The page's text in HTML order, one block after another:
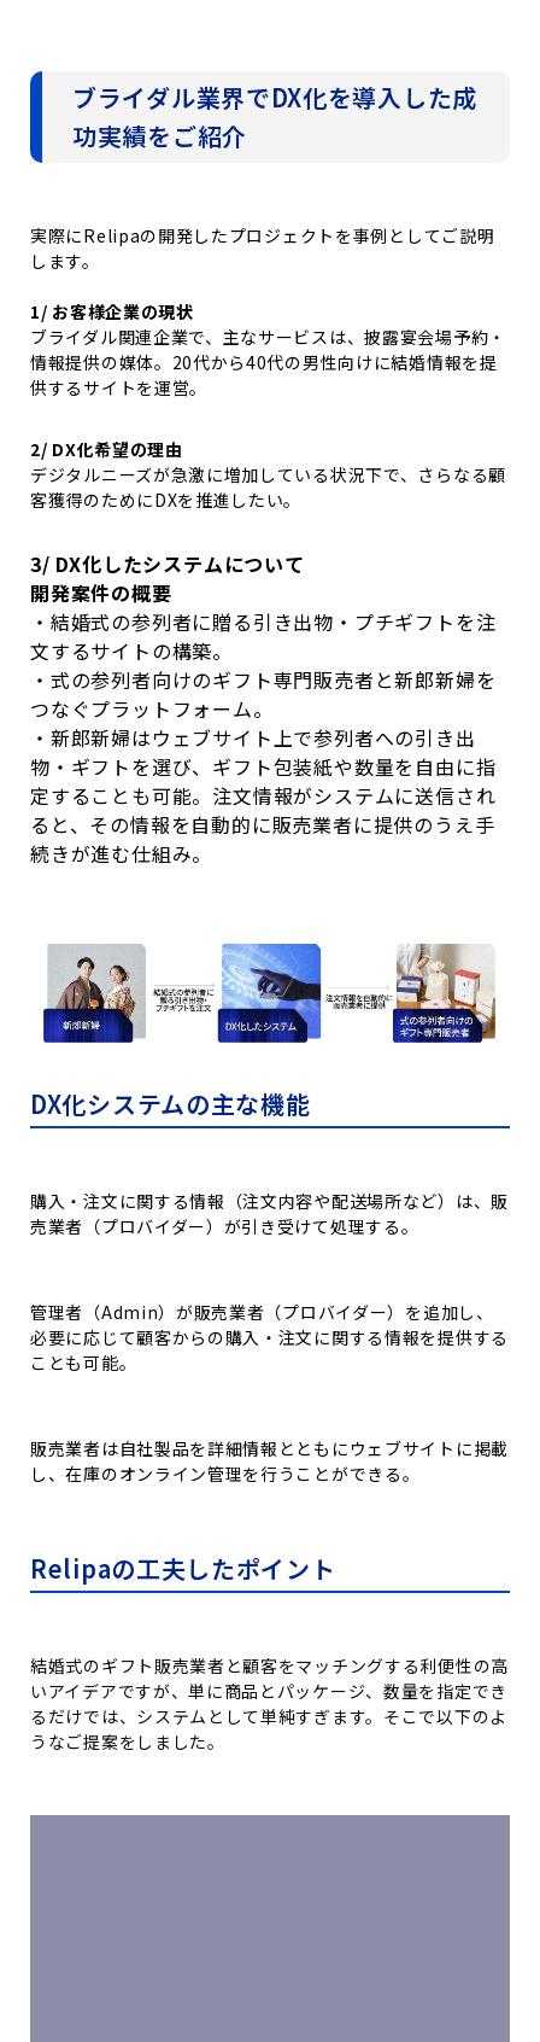
ブライダル業界でDX化を導入した成
功実績をご紹介
実際にRelipaの開発したプロジェクトを事例としてご説明
します。
1/ お客様企業の現状
ブライダル関連企業で、主なサービスは、披露宴会場予約・
情報提供の媒体。20代から40代の男性向けに結婚情報を提
供するサイトを運営。
2/ DX化希望の理由
デジタルニーズが急激に増加している状況下で、さらなる顧
客獲得のためにDXを推進したい。
3/ DX化したシステムについて
開発案件の概要
・ 結婚式の参列者に贈る引き出物・プチギフトを注
文するサイトの構築。
・ 式の参列者向けのギフト専門販売者と新郎新婦を
つなぐプラットフォーム。
・ 新郎新婦はウェブサイト上で参列者への引き出
物・ギフトを選び、ギフト包装紙や数量を自由に指
定することも可能。注文情報がシステムに送信され
ると、その情報を自動的に販売業者に提供のうえ手
続きが進む仕組み。
DX化システムの主な機能
購入・注文に関する情報（注文内容や配送場所など）は、販
売業者（プロバイダー）が引き受けて処理する。
管理者（Admin）が販売業者（プロバイダー）を追加し、
必要に応じて顧客からの購入・注文に関する情報を提供する
ことも可能。
販売業者は自社製品を詳細情報とともにウェブサイトに掲載
し、在庫のオンライン管理を行うことができる。
Relipaの工夫したポイント
結婚式のギフト販売業者と顧客をマッチングする利便性の高
いアイデアですが、単に商品とパッケージ、数量を指定でき
るだけでは、システムとして単純すぎます。そこで以下のよ
うなご提案をしました。